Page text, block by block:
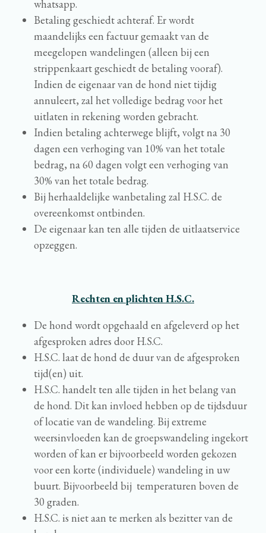
whatsapp.
Betaling geschiedt achteraf. Er wordt
maandelijks een factuur gemaakt van de
meegelopen wandelingen (alleen bij een
strippenkaart geschiedt de betaling vooraf).
Indien de eigenaar van de hond niet tijdig
annuleert, zal het volledige bedrag voor het
uitlaten in rekening worden gebracht.
Indien betaling achterwege blijft, volgt na 30
dagen een verhoging van 10% van het totale
bedrag, na 60 dagen volgt een verhoging van
30% van het totale bedrag.
Bij herhaaldelijke wanbetaling zal H.S.C. de
overeenkomst ontbinden.
De eigenaar kan ten alle tijden de uitlaatservice
opzeggen.
Rechten en plichten H.S.C.
De hond wordt opgehaald en afgeleverd op het
afgesproken adres door H.S.C.
H.S.C. laat de hond de duur van de afgesproken
tijd(en) uit.
H.S.C. handelt ten alle tijden in het belang van
de hond. Dit kan invloed hebben op de tijdsduur
of locatie van de wandeling. Bij extreme
weersinvloeden kan de groepswandeling ingekort
worden of kan er bijvoorbeeld worden gekozen
voor een korte (individuele) wandeling in uw
buurt. Bijvoorbeeld bij temperaturen boven de
30 graden.
H.S.C. is niet aan te merken als bezitter van de